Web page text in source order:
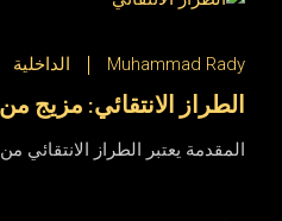
Muhammad Rady
الداخلية
الطراز الانتقائي: مزيج من
المقدمة يعتبر الطراز الانتقائي